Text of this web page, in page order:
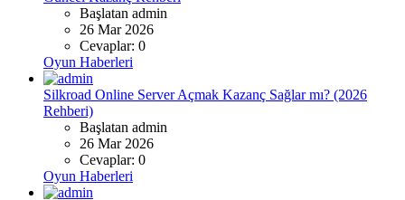
Başlatan admin
26 Mar 2026
Cevaplar: 0
Oyun Haberleri
Silkroad Online Server Açmak Kazanç Sağlar mı? (2026
Rehberi)
Başlatan admin
26 Mar 2026
Cevaplar: 0
Oyun Haberleri